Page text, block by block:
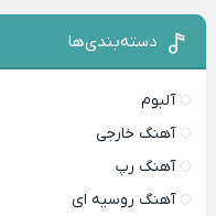
دسته‌بندی‌ها
آلبوم
آهنگ خارجی
آهنگ رپ
آهنگ روسیه ای